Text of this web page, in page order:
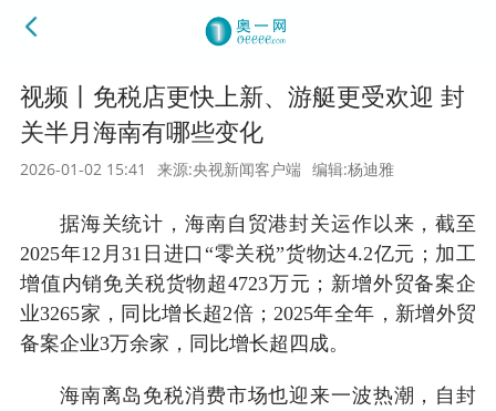
视频丨免税店更快上新、游艇更受欢迎 封
关半月海南有哪些变化
2026-01-02 15:41 来源:央视新闻客户端 编辑:杨迪雅
据海关统计，海南自贸港封关运作以来，截至
2025年12月31日进口“零关税”货物达4.2亿元；加工
增值内销免关税货物超4723万元；新增外贸备案企
业3265家，同比增长超2倍；2025年全年，新增外贸
备案企业3万余家，同比增长超四成。
海南离岛免税消费市场也迎来一波热潮，自封